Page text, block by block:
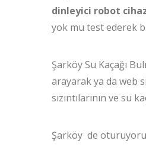
dinleyici robot
yok mu test ederek
Şarköy Su Kaçağı
arayarak ya da web
sızıntılarının ve su
Şarköy de